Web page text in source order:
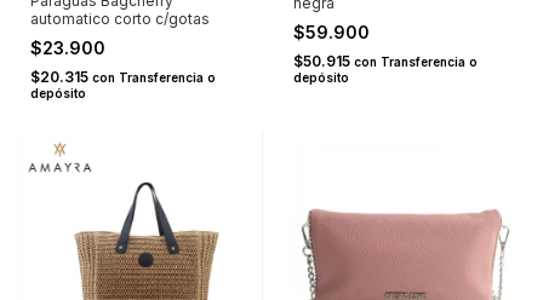
automatico corto c/gotas
$23.900
$20.315 con Transferencia o
depósito
$59.900
$50.915 con Transferencia o
depósito